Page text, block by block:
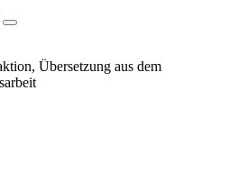
Search
Übersetzung aus dem